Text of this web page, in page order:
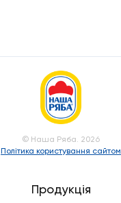
© Наша Ряба. 2026
Політика користування сайтом
Продукція